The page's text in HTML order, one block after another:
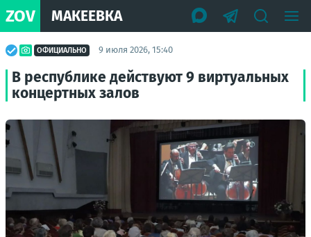
ZOV МАКЕЕВКА
ОФИЦИАЛЬНО 9 июля 2026, 15:40
В республике действуют 9 виртуальных
концертных залов